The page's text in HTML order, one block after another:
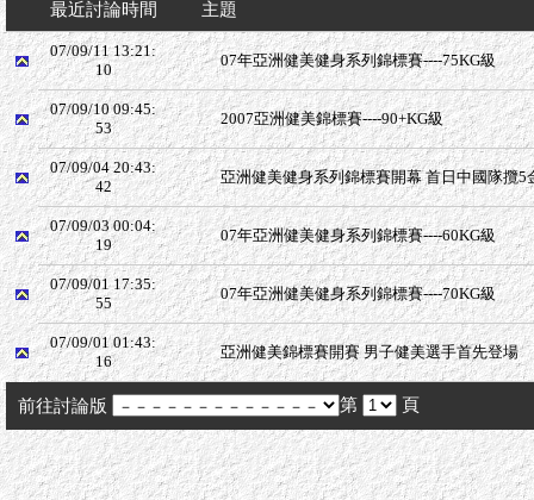
最近討論時間 主題
07/09/11 13:21:
10
07年亞洲健美健身系列錦標賽----75KG級
07/09/10 09:45:
53
2007亞洲健美錦標賽----90+KG級
07/09/04 20:43:
42
亞洲健美健身系列錦標賽開幕 首日中國隊攬5
07/09/03 00:04:
19
07年亞洲健美健身系列錦標賽----60KG級
07/09/01 17:35:
55
07年亞洲健美健身系列錦標賽----70KG級
07/09/01 01:43:
16
亞洲健美錦標賽開賽 男子健美選手首先登場
前往討論版 第 頁